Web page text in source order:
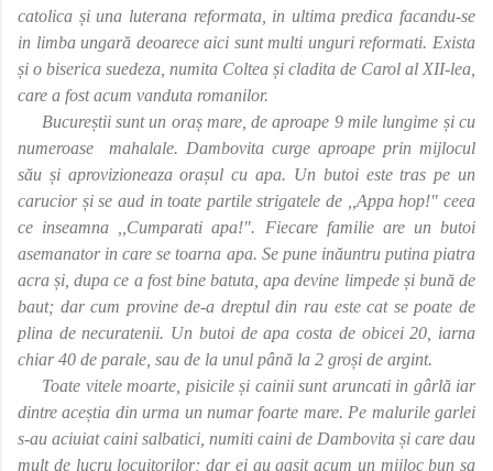
catolica și una luterana reformata, in ultima predica facandu-se
in limba ungară deoarece aici sunt multi unguri reformati. Exista
și o biserica suedeza, numita Coltea și cladita de Carol al XII-lea,
care a fost acum vanduta romanilor.
Bucureștii sunt un oraș mare, de aproape 9 mile lungime și cu
numeroase
mahalale. Dambovita curge aproape prin mijlocul
său și aprovizioneaza orașul cu apa. Un butoi este tras pe un
carucior și se aud in toate partile strigatele de ,,Appa hop!" ceea
ce inseamna ,,Cumparati apa!". Fiecare familie are un butoi
asemanator in care se toarna apa. Se pune inăuntru putina piatra
acra și, dupa ce a fost bine batuta, apa devine limpede și bună de
baut; dar cum provine de-a dreptul din rau este cat se poate de
plina de necuratenii. Un butoi de apa costa de obicei 20, iarna
chiar 40 de parale, sau de la unul până la 2 groși de argint.
Toate vitele moarte, pisicile și cainii sunt aruncati in gârlă iar
dintre aceștia din urma un numar foarte mare. Pe malurile garlei
s-au aciuiat caini salbatici, numiti caini de Dambovita și care dau
mult de lucru locuitorilor; dar ei au gasit acum un mijloc bun sa